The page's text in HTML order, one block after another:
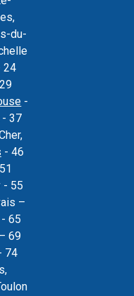
du-
24
-
- 37
- 46
- 55
–
65
69
74